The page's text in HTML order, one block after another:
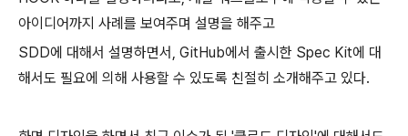
아이디어까지 사례를 보여주며 설명을 해주고
SDD에 대해서 설명하면서, GitHub에서 출시한 Spec Kit에 대
해서도 필요에 의해 사용할 수 있도록 친절히 소개해주고 있다.